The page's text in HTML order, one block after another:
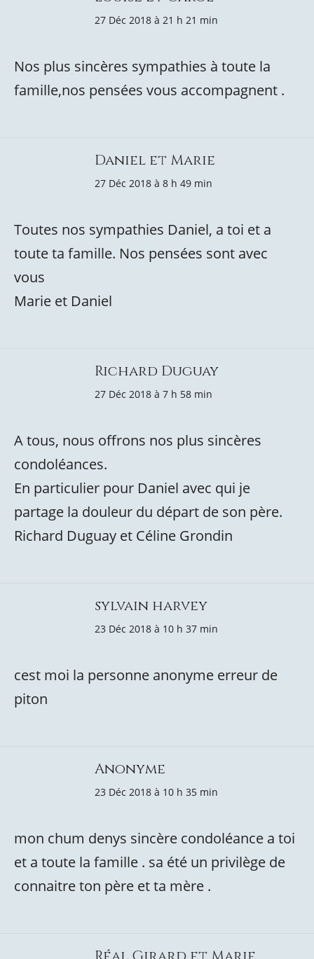
27 Déc 2018 à 21 h 21 min
Nos plus sincères sympathies à toute la
famille,nos pensées vous accompagnent .
Daniel et Marie
27 Déc 2018 à 8 h 49 min
Toutes nos sympathies Daniel, a toi et a
toute ta famille. Nos pensées sont avec
vous
Marie et Daniel
Richard Duguay
27 Déc 2018 à 7 h 58 min
A tous, nous offrons nos plus sincères
condoléances.
En particulier pour Daniel avec qui je
partage la douleur du départ de son père.
Richard Duguay et Céline Grondin
sylvain harvey
23 Déc 2018 à 10 h 37 min
cest moi la personne anonyme erreur de
piton
Anonyme
23 Déc 2018 à 10 h 35 min
mon chum denys sincère condoléance a toi
et a toute la famille . sa été un privilège de
connaitre ton père et ta mère .